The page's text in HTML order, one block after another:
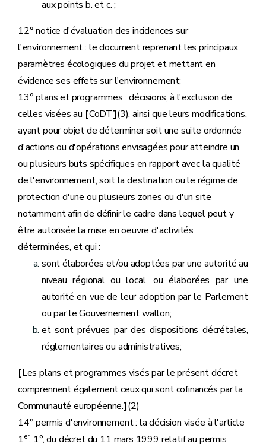
aux points b. et c. ;
12° notice d'évaluation des incidences sur
l'environnement : le document reprenant les principaux
paramètres écologiques du projet et mettant en
évidence ses effets sur l'environnement;
13° plans et programmes : décisions, à l'exclusion de
celles visées au [CoDT](3), ainsi que leurs modifications,
ayant pour objet de déterminer soit une suite ordonnée
d'actions ou d'opérations envisagées pour atteindre un
ou plusieurs buts spécifiques en rapport avec la qualité
de l'environnement, soit la destination ou le régime de
protection d'une ou plusieurs zones ou d'un site
notamment afin de définir le cadre dans lequel peut y
être autorisée la mise en oeuvre d'activités
déterminées, et qui :
sont élaborées et/ou adoptées par une autorité au
niveau régional ou local, ou élaborées par une
autorité en vue de leur adoption par le Parlement
ou par le Gouvernement wallon;
et sont prévues par des dispositions décrétales,
réglementaires ou administratives;
[Les plans et programmes visés par le présent décret
comprennent également ceux qui sont cofinancés par la
Communauté européenne.](2)
14° permis d'environnement : la décision visée à l'article
1er, 1°, du décret du 11 mars 1999 relatif au permis